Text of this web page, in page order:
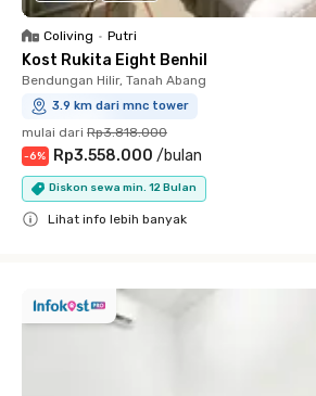
Coliving • Putri
Kost Rukita Eight Benhil
Bendungan Hilir, Tanah Abang
3.9 km dari mnc tower
mulai dari Rp3.818.000
-6% Rp3.558.000 /bulan
Diskon sewa min. 12 Bulan
Lihat info lebih banyak